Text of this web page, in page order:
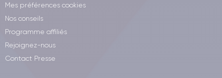
Mes préférences cookies
Nos conseils
Programme affiliés
Rejoignez-nous
Contact Presse